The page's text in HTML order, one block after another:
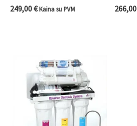
249,00€Kaina su PVM 266,00